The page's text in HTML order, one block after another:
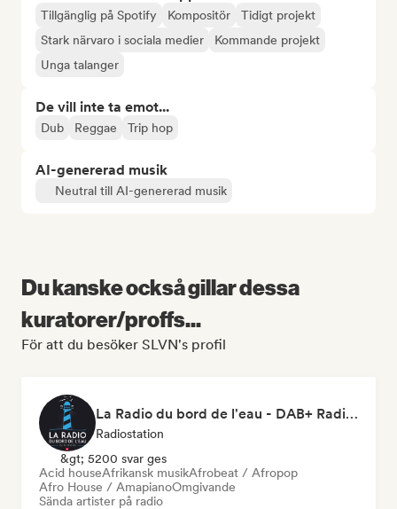
Tillgänglig på Spotify Kompositör
Tidigt projekt
Stark närvaro i sociala medier
Kommande projekt
Unga talanger
De vill inte ta emot...
Dub Reggae Trip hop
AI-genererad musik
Neutral till AI-genererad musik
Du kanske också gillar dessa
kuratorer/proffs...
För att du besöker SLVN's profil
La Radio du bord de l'eau - DAB+ Radio Station (Switzerland)
Radiostation
&gt; 5200 svar ges
Acid houseAfrikansk musikAfrobeat / Afropop
Afro House / AmapianoOmgivande
Sända artister på radio